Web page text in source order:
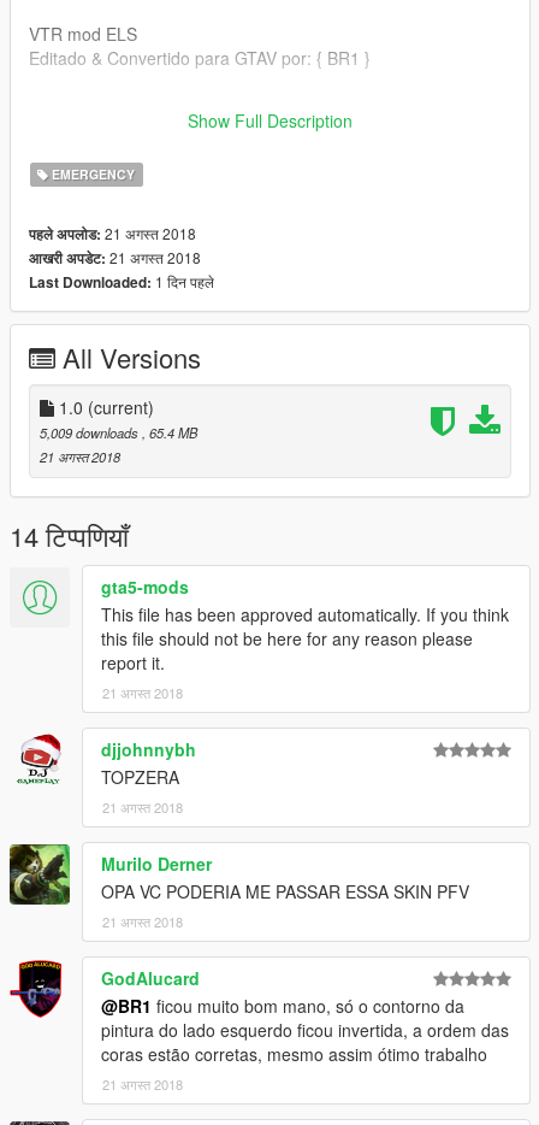
VTR mod ELS
Editado & Convertido para GTAV por: { BR1 }
Show Full Description
EMERGENCY
पहले अपलोड: 21 अगस्त 2018
आखरी अपडेट: 21 अगस्त 2018
Last Downloaded: 1 दिन पहले
All Versions
1.0 (current)
5,009 downloads , 65.4 MB
21 अगस्त 2018
14 टिप्पणियाँ
gta5-mods
This file has been approved automatically. If you think
this file should not be here for any reason please
report it.
21 अगस्त 2018
djjohnnybh
TOPZERA
21 अगस्त 2018
Murilo Derner
OPA VC PODERIA ME PASSAR ESSA SKIN PFV
21 अगस्त 2018
GodAlucard
@BR1 ficou muito bom mano, só o contorno da
pintura do lado esquerdo ficou invertida, a ordem das
coras estão corretas, mesmo assim ótimo trabalho
21 अगस्त 2018